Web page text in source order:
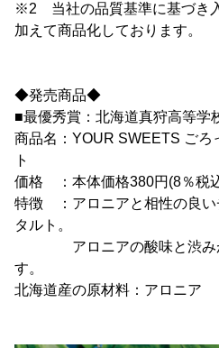
※2 当社の品質基準に基づき
加えて商品化しております。
◆発売商品◆
■最優秀賞：北海道真狩高等学
商品名：YOUR SWEETS ごろ
ト
価格 ：本体価格380円(8％税
特徴 ：アロニアと相性の良い
タルト。
アロニアの酸味と渋みが
す。
北海道産の原材料：アロニア